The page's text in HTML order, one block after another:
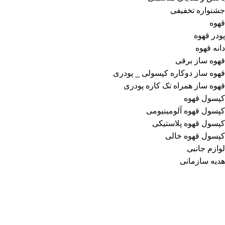
جشنواره تخفیفی
قهوه
پودر قهوه
دانه قهوه
قهوه ساز برقی
قهوه ساز دوکاره کپسولی _ پودری
قهوه‌ ساز همراه تک کاره پودری
کپسول قهوه
کپسول قهوه آلومینیومی
کپسول قهوه پلاستیکی
کپسول قهوه خالی
لوازم جانبی
هدیه سازمانی